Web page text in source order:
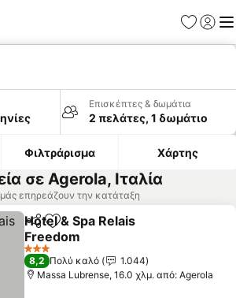
Επισκέπτες & δωμάτια
2 πελάτες, 1 δωμάτιο
Φιλτράρισμα Χάρτης
σε Agerola, Ιταλία
επηρεάζουν την κατάταξη
Κοινοποίηση
Προσθήκη στα αγαπημένα
Hotel & Spa Relais
Freedom
3 Αστέρια
8,2 Πολύ καλό
1.044
Massa Lubrense, 16.0 χλμ. από: Agerola